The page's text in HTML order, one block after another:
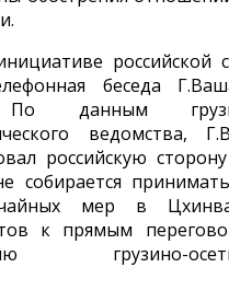
российской
беседа
По данным
ведомства,
российскую
собирается
мер в
к прямым
грузино-